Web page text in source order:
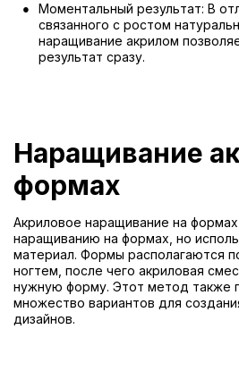
Моментальный результат: В
связанного с ростом
наращивание акрилом
результат сразу.
Наращивание
формах
Акриловое наращивание на формах
наращиванию на формах, но
материал. Формы располагаются
ногтем, после чего акриловая
нужную форму. Этот метод также
множество вариантов для
дизайнов.